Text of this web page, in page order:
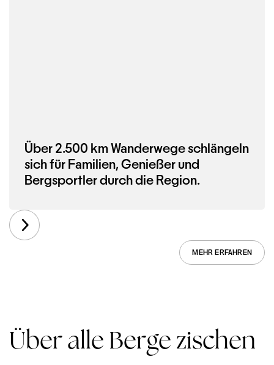
Über 2.500 km Wanderwege schlängeln
sich für Familien, Genießer und
Bergsportler durch die Region.
MEHR ERFAHREN
Über alle Berge zischen